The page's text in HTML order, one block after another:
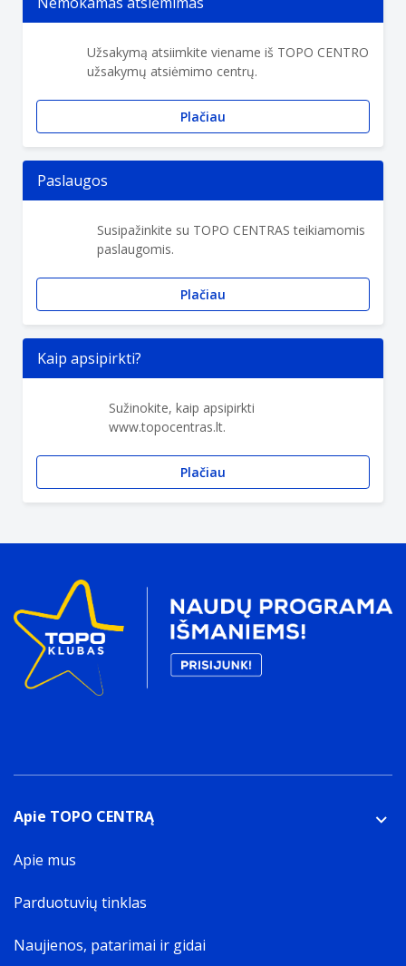
Užsakymą atsiimkite viename iš TOPO CENTRO
užsakymų atsiėmimo centrų.
Plačiau
Paslaugos
Susipažinkite su TOPO CENTRAS teikiamomis
paslaugomis.
Plačiau
Kaip apsipirkti?
Sužinokite, kaip apsipirkti
www.topocentras.lt.
Plačiau
Apie TOPO CENTRĄ
Apie mus
Parduotuvių tinklas
Naujienos, patarimai ir gidai